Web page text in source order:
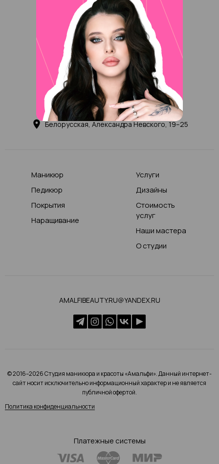
Белорусская, Александра Невского, 19–25
Ежедневно с 10 до 22
Записаться онлайн
+7 (495) 132-00-03
Маникюр
Педикюр
Покрытия
Наращивание
Услуги
Дизайны
Стоимость
услуг
Наши мастера
О студии
AMALFIBEAUTY.RU@YANDEX.RU
© 2016–2026 Студия маникюра и красоты «Амальфи». Данный интернет-
сайт носит исключительно информационный характер и не является
публичной офертой.
Политика конфиденциальности
Платежные системы